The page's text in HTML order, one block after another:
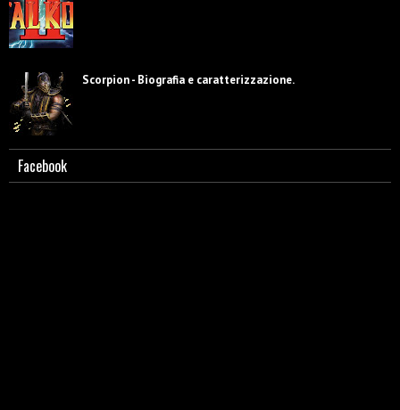
Scorpion - Biografia e caratterizzazione.
Mortal Kombat XL.
Facebook